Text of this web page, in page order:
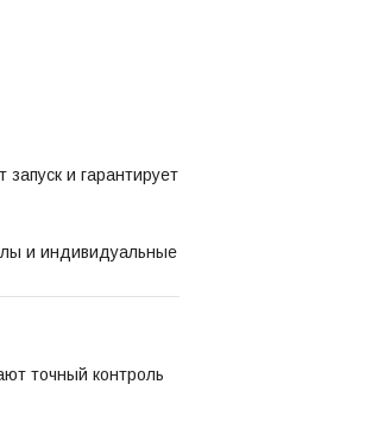
и гарантирует
и индивидуальные
точный контроль